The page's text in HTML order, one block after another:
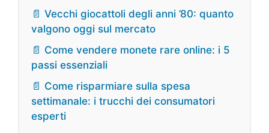
📄 Vecchi giocattoli degli anni ’80: quanto
valgono oggi sul mercato
📄 Come vendere monete rare online: i 5
passi essenziali
📄 Come risparmiare sulla spesa
settimanale: i trucchi dei consumatori
esperti